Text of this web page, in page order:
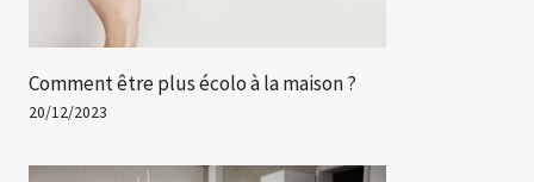
Comment être plus écolo à la maison ?
20/12/2023